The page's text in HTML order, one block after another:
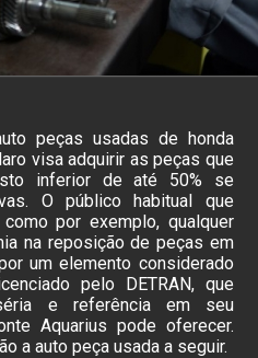
peças usadas de honda
visa adquirir as peças que
inferior de até 50% se
O público habitual que
por exemplo, qualquer
na reposição de peças em
um elemento considerado
pelo DETRAN, que
e referência em seu
Aquarius pode oferecer.
a auto peça usada a seguir.